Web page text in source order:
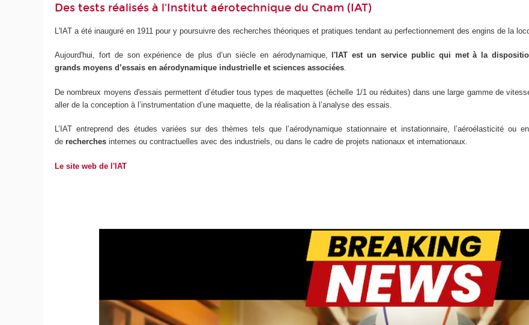
Des tests réalisés à l'Institut aérotechnique du Cnam (IAT)
L'IAT a été inauguré en 1911 pour y poursuivre des recherches théoriques et pratiques tendant au perfectionnement des engins de la
Aujourd'hui, fort de son expérience de plus d’un siècle en aérodynamique, l'IAT est un service public qui met à la
grands moyens d’essais en aérodynamique industrielle et sciences associées.
De nombreux moyens d'essais permettent d’étudier tous types de maquettes (échelle 1/1 ou réduites) dans une large gamme de
aller de la conception à l’instrumentation d’une maquette, de la réalisation à l’analyse des essais.
L’IAT entreprend des études variées sur des thèmes tels que l’aérodynamique stationnaire et instationnaire, l’aéroélasticité ou
derecherches internes ou contractuelles avec des industriels, ou dans le cadre de projets nationaux et internationaux.
Le site web de l'IAT